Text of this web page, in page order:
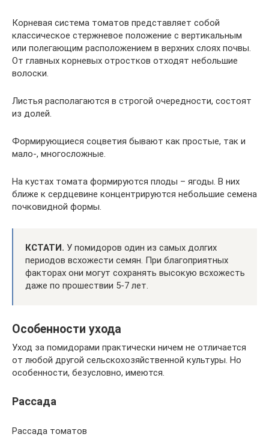
Корневая система томатов представляет собой
классическое стержневое положение с вертикальным
или полегающим расположением в верхних слоях почвы.
От главных корневых отростков отходят небольшие
волоски.
Листья располагаются в строгой очередности, состоят
из долей.
Формирующиеся соцветия бывают как простые, так и
мало-, многосложные.
На кустах томата формируются плоды – ягоды. В них
ближе к сердцевине концентрируются небольшие семена
почковидной формы.
КСТАТИ. У помидоров один из самых долгих
периодов всхожести семян. При благоприятных
факторах они могут сохранять высокую всхожесть
даже по прошествии 5-7 лет.
Особенности ухода
Уход за помидорами практически ничем не отличается
от любой другой сельскохозяйственной культуры. Но
особенности, безусловно, имеются.
Рассада
Рассада томатов